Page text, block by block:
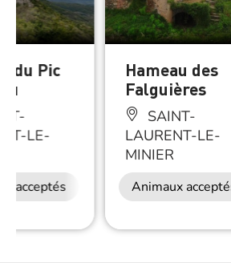
du Pic
LE-
acceptés
Hameau des
Falguières
SAINT-
LAURENT-LE-
MINIER
Animaux